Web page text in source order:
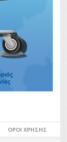
ΌΡΟΙ ΧΡΉΣΗΣ